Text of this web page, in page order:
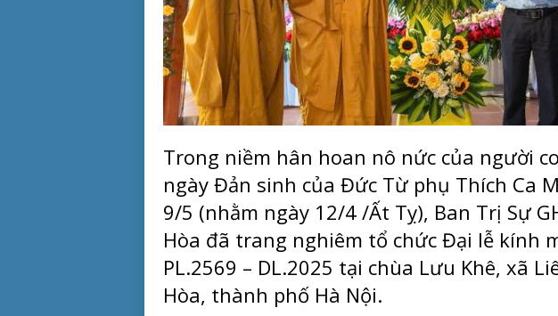
Trong niềm hân hoan nô nức của người
ngày Đản sinh của Đức Từ phụ Thích Ca
9/5 (nhằm ngày 12/4 /Ất Tỵ), Ban Trị Sự
Hòa đã trang nghiêm tổ chức Đại lễ kính
PL.2569 – DL.2025 tại chùa Lưu Khê, xã
Hòa, thành phố Hà Nội.